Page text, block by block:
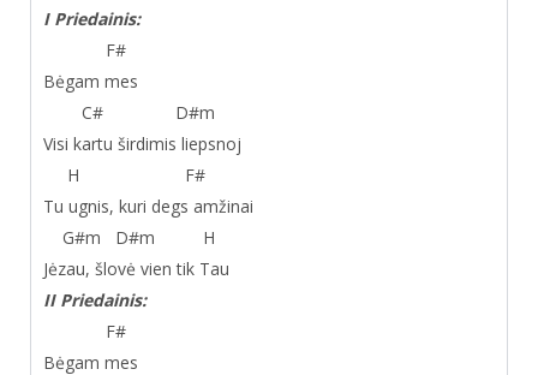
I Priedainis:
F#
Bėgam mes
C# D#m
Visi kartu širdimis liepsnoj
H F#
Tu ugnis, kuri degs amžinai
G#m D#m H
Jėzau, šlovė vien tik Tau
II Priedainis:
F#
Bėgam mes